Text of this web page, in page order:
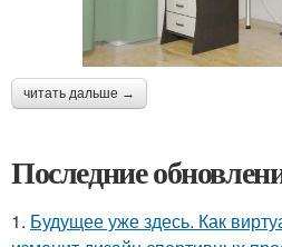
читать дальше →
Последние
1. Будущее уже здесь. Как